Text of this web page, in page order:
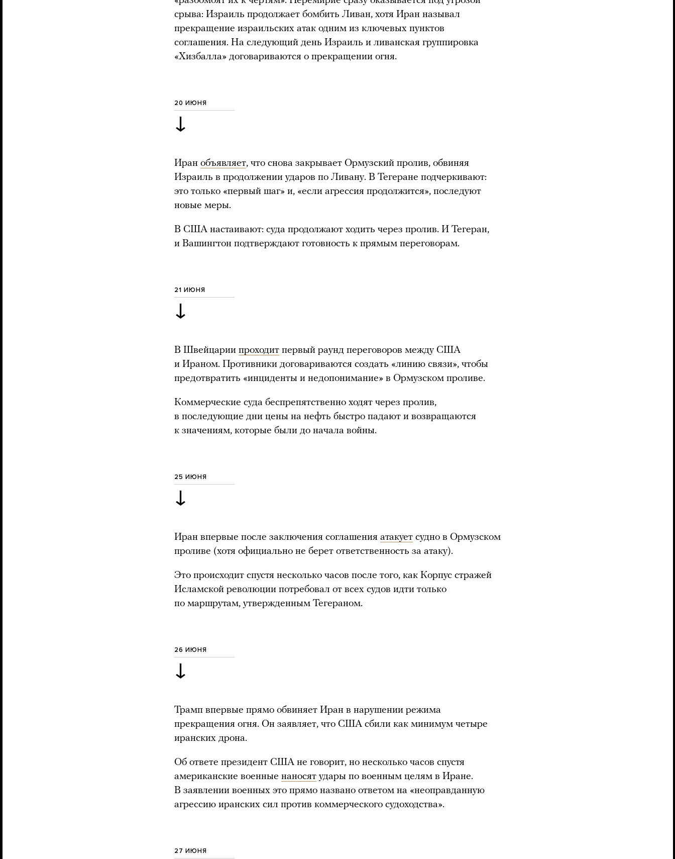
срыва: Израиль продолжает бомбить Ливан, хотя Иран называл
прекращение израильских атак одним из ключевых пунктов
соглашения. На следующий день Израиль и ливанская группировка
«Хизбалла» договариваются о прекращении огня.
20 ИЮНЯ
↓
Иран объявляет, что снова закрывает Ормузский пролив, обвиняя
Израиль в продолжении ударов по Ливану. В Тегеране подчеркивают:
это только «первый шаг» и, «если агрессия продолжится», последуют
новые меры.
В США настаивают: суда продолжают ходить через пролив. И Тегеран,
и Вашингтон подтверждают готовность к прямым переговорам.
21 ИЮНЯ
↓
В Швейцарии проходит первый раунд переговоров между США
и Ираном. Противники договариваются создать «линию связи», чтобы
предотвратить «инциденты и недопонимание» в Ормузском проливе.
Коммерческие суда беспрепятственно ходят через пролив,
в последующие дни цены на нефть быстро падают и возвращаются
к значениям, которые были до начала войны.
25 ИЮНЯ
↓
Иран впервые после заключения соглашения атакует судно в Ормузском
проливе (хотя официально не берет ответственность за атаку).
Это происходит спустя несколько часов после того, как Корпус стражей
Исламской революции потребовал от всех судов идти только
по маршрутам, утвержденным Тегераном.
26 ИЮНЯ
↓
Трамп впервые прямо обвиняет Иран в нарушении режима
прекращения огня. Он заявляет, что США сбили как минимум четыре
иранских дрона.
Об ответе президент США не говорит, но несколько часов спустя
американские военные наносят удары по военным целям в Иране.
В заявлении военных это прямо названо ответом на «неоправданную
агрессию иранских сил против коммерческого судоходства».
27 ИЮНЯ